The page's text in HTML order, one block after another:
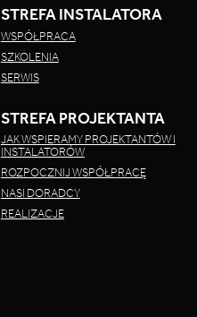
STREFA INSTALATORA
WSPÓŁPRACA
SZKOLENIA
SERWIS
STREFA PROJEKTANTA
JAK WSPIERAMY PROJEKTANTÓW I
INSTALATORÓW
ROZPOCZNIJ WSPÓŁPRACĘ
NASI DORADCY
REALIZACJE